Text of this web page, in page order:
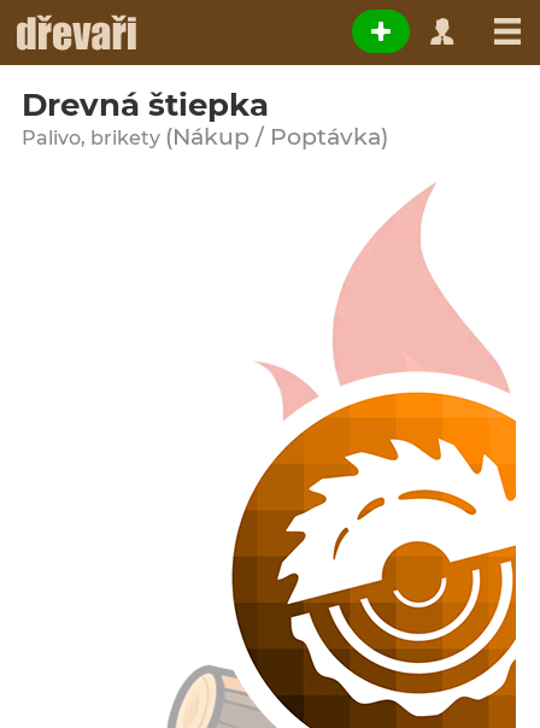
Drevná štiepka
Palivo, brikety (Nákup / Poptávka)